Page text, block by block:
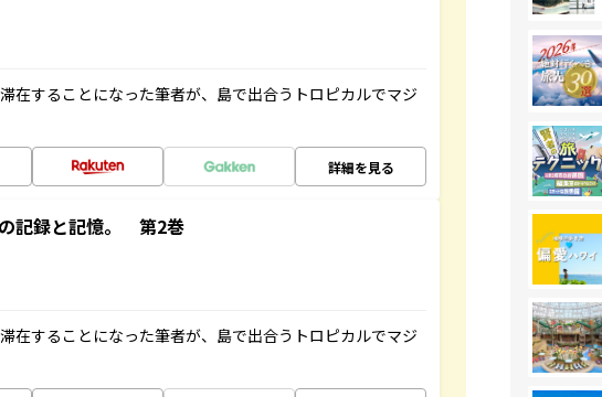
在することになった筆者が、島で出合うトロピカルでマジ
詳細を見る
記録と記憶。 第2巻
在することになった筆者が、島で出合うトロピカルでマジ